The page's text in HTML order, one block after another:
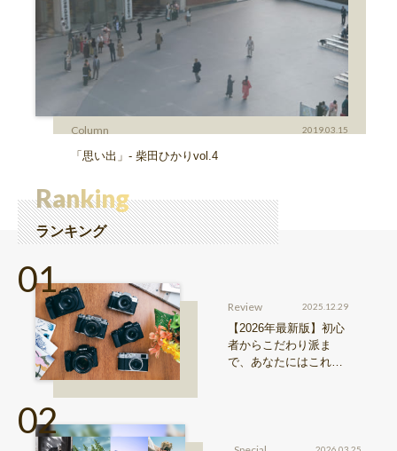
Column 2019.03.15
「思い出」- 柴田ひかりvol.4
Ranking
ランキング
Review 2025.12.29
【2026年最新版】初心
者からこだわり派ま
で、あなたにはこれが
2026.03.25